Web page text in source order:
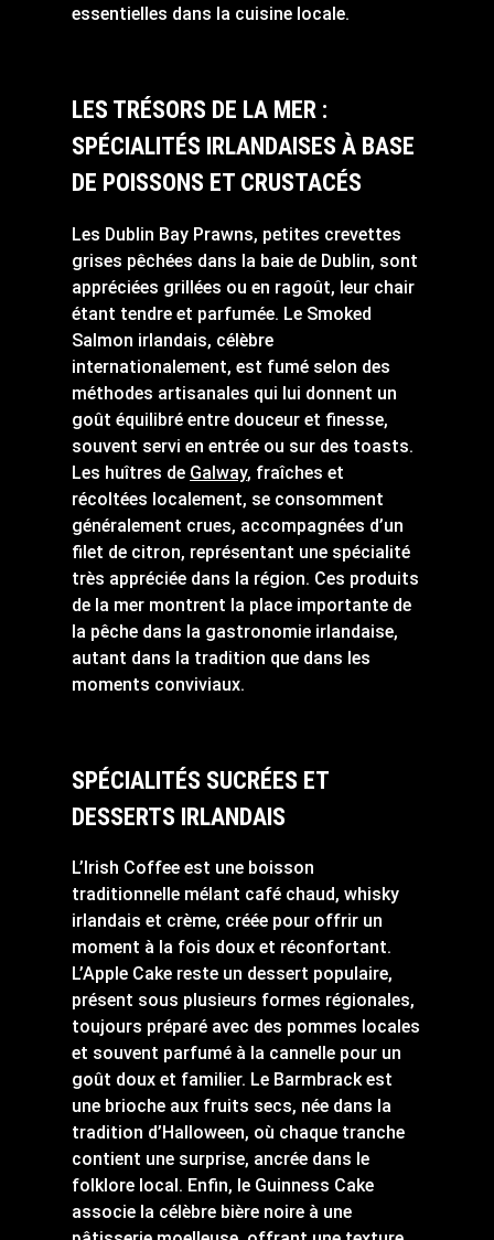
essentielles dans la cuisine locale.
LES TRÉSORS DE LA MER :
SPÉCIALITÉS IRLANDAISES À BASE
DE POISSONS ET CRUSTACÉS
Les Dublin Bay Prawns, petites crevettes
grises pêchées dans la baie de Dublin, sont
appréciées grillées ou en ragoût, leur chair
étant tendre et parfumée. Le Smoked
Salmon irlandais, célèbre
internationalement, est fumé selon des
méthodes artisanales qui lui donnent un
goût équilibré entre douceur et finesse,
souvent servi en entrée ou sur des toasts.
Les huîtres de Galway, fraîches et
récoltées localement, se consomment
généralement crues, accompagnées d’un
filet de citron, représentant une spécialité
très appréciée dans la région. Ces produits
de la mer montrent la place importante de
la pêche dans la gastronomie irlandaise,
autant dans la tradition que dans les
moments conviviaux.
SPÉCIALITÉS SUCRÉES ET
DESSERTS IRLANDAIS
L’Irish Coffee est une boisson
traditionnelle mélant café chaud, whisky
irlandais et crème, créée pour offrir un
moment à la fois doux et réconfortant.
L’Apple Cake reste un dessert populaire,
présent sous plusieurs formes régionales,
toujours préparé avec des pommes locales
et souvent parfumé à la cannelle pour un
goût doux et familier. Le Barmbrack est
une brioche aux fruits secs, née dans la
tradition d’Halloween, où chaque tranche
contient une surprise, ancrée dans le
folklore local. Enfin, le Guinness Cake
associe la célèbre bière noire à une